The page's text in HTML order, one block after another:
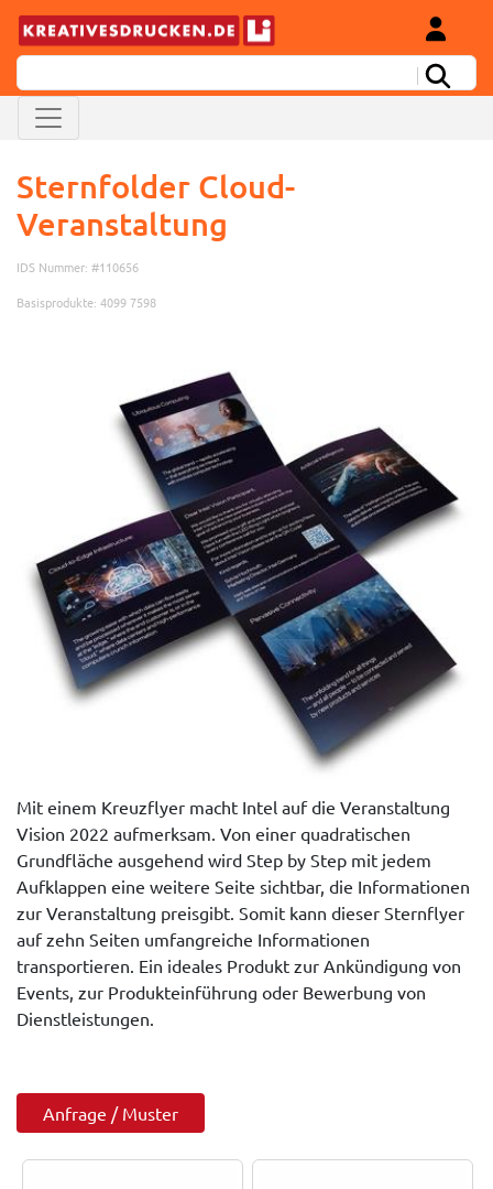
Sternfolder Cloud-
Veranstaltung
IDS Nummer: #110656
Basisprodukte: 4099 7598
Mit einem Kreuzflyer macht Intel auf die Veranstaltung
Vision 2022 aufmerksam. Von einer quadratischen
Grundfläche ausgehend wird Step by Step mit jedem
Aufklappen eine weitere Seite sichtbar, die Informationen
zur Veranstaltung preisgibt. Somit kann dieser Sternflyer
auf zehn Seiten umfangreiche Informationen
transportieren. Ein ideales Produkt zur Ankündigung von
Events, zur Produkteinführung oder Bewerbung von
Dienstleistungen.
Anfrage / Muster